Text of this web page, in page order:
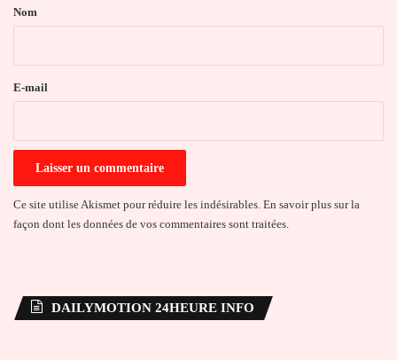
a
e
Nom
E-mail
Ce site utilise Akismet pour réduire les indésirables. En savoir plus sur la
façon dont les données de vos commentaires sont traitées.
DAILYMOTION 24HEURE INFO